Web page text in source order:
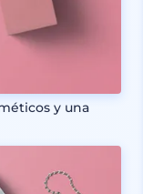
y una